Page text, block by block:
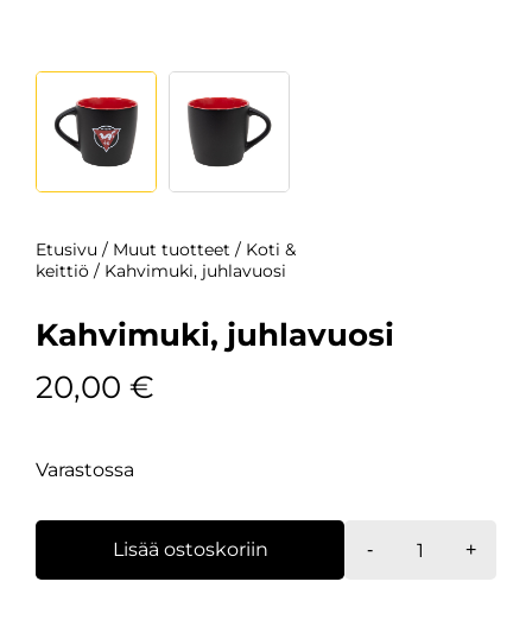
Etusivu / Muut tuotteet / Koti &
keittiö / Kahvimuki, juhlavuosi
Kahvimuki, juhlavuosi
20,00 €
Varastossa
-
Kahvimuki,
+
Lisää ostoskoriin